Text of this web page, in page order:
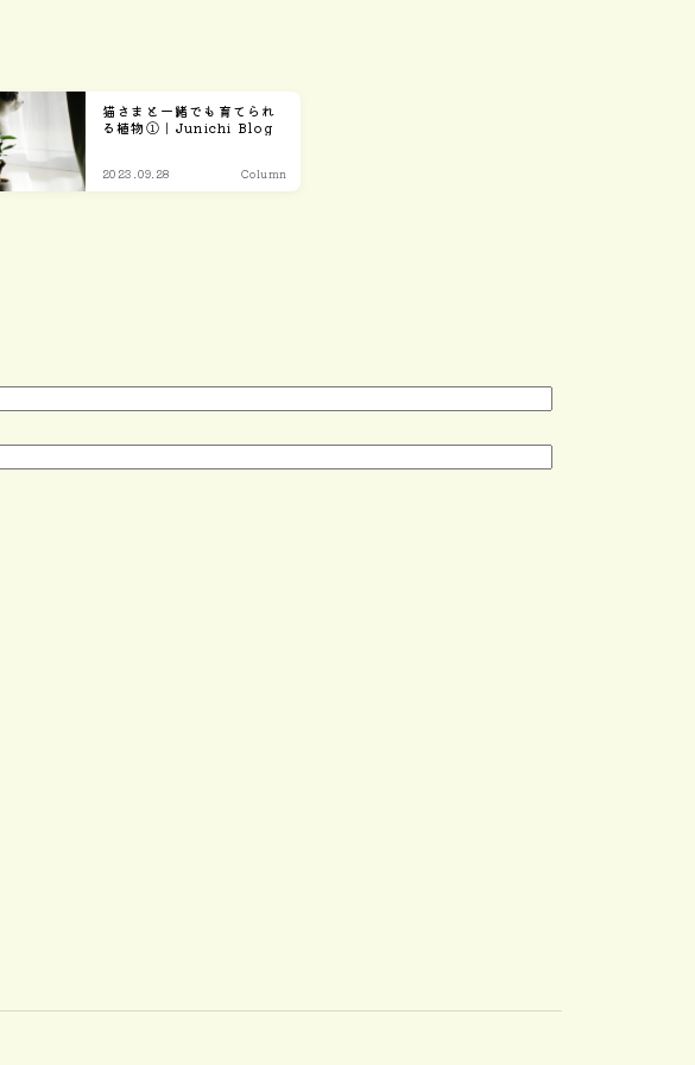
猫さまと一緒でも育てられ
る植物①｜Junichi Blog
2023.09.28 Column